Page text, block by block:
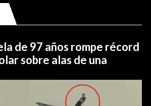
de 97 años rompe récord
sobre alas de una